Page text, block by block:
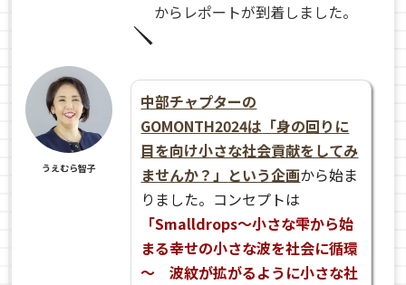
からレポートが到着しました。
うえむら智子
中部チャプターの
GOMONTH2024は 「身の回りに
目を向け小さな社会貢献をしてみ
ませんか？」 という企画から始ま
りました。コンセプトは
「Smalldrops～小さな雫から始
まる幸せの小さな波を社会に循環
～ 波紋が拡がるように小さな社